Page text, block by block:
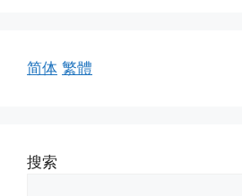
简体 繁體
搜索